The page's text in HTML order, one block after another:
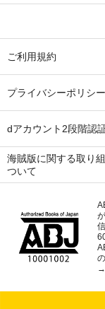
ご利用規約
プライバシーポリシー
dアカウント2段階認
海賊版に関する取り
ついて